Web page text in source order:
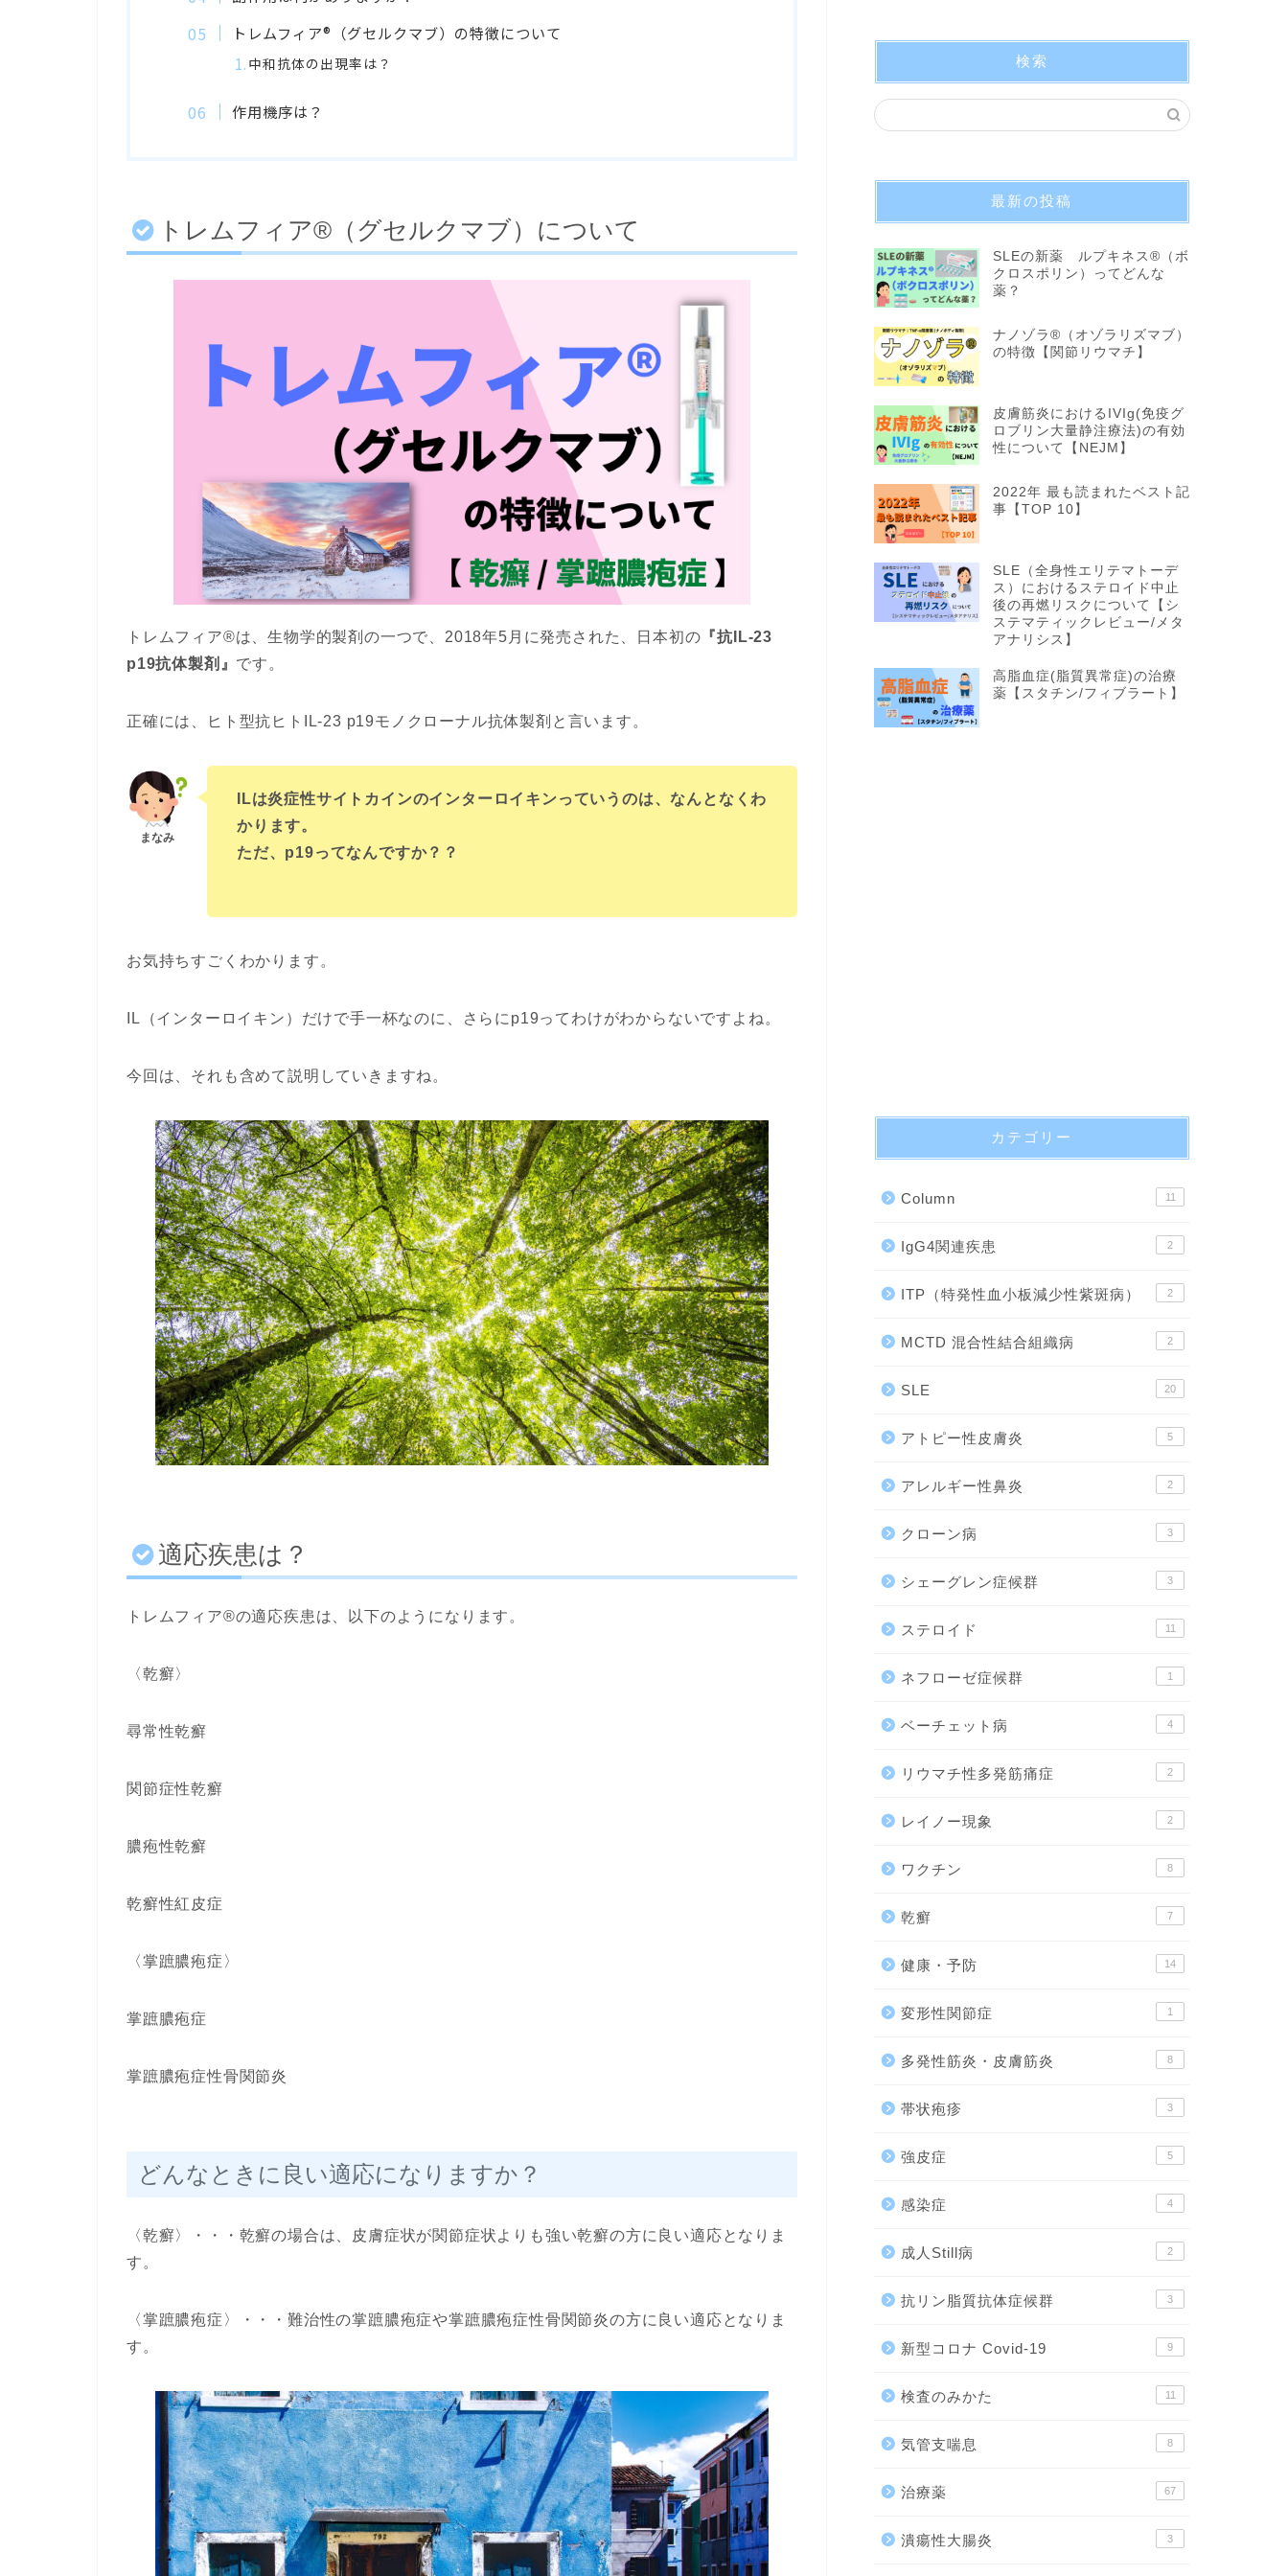
トレムフィア®︎（グセルクマブ）の特徴について
中和抗体の出現率は？
作用機序は？
トレムフィア®︎（グセルクマブ）について
トレムフィア®︎は、生物学的製剤の一つで、2018年5月に発売された、日本初の 『抗IL-23
p19抗体製剤』 です。
正確には、ヒト型抗ヒトIL-23 p19モノクローナル抗体製剤と言います。
ILは炎症性サイトカインのインターロイキンっていうのは、なんとなくわ
かります。
ただ、p19ってなんですか？？
お気持ちすごくわかります。
IL（インターロイキン）だけで手一杯なのに、さらにp19ってわけがわからないですよね。
今回は、それも含めて説明していきますね。
適応疾患は？
トレムフィア®︎の適応疾患は、以下のようになります。
〈乾癬〉
尋常性乾癬
関節症性乾癬
膿疱性乾癬
乾癬性紅皮症
〈掌蹠膿疱症〉
掌蹠膿疱症
掌蹠膿疱症性骨関節炎
どんなときに良い適応になりますか？
〈乾癬〉・・・乾癬の場合は、皮膚症状が関節症状よりも強い乾癬の方に良い適応となりま
す。
〈掌蹠膿疱症〉・・・難治性の掌蹠膿疱症や掌蹠膿疱症性骨関節炎の方に良い適応となりま
す。
検索
最新の投稿
SLEの新薬 ルプキネス®︎（ボ
クロスポリン）ってどんな
薬？
ナノゾラ®︎（オゾラリズマブ）
の特徴【関節リウマチ】
皮膚筋炎におけるIVIg(免疫グ
ロブリン大量静注療法)の有効
性について【NEJM】
2022年 最も読まれたベスト記
事【TOP 10】
SLE（全身性エリテマトーデ
ス）におけるステロイド中止
後の再燃リスクについて【シ
ステマティックレビュー/メタ
アナリシス】
高脂血症(脂質異常症)の治療
薬【スタチン/フィブラート】
カテゴリー
Column 11
IgG4関連疾患 2
ITP（特発性血小板減少性紫斑病） 2
MCTD 混合性結合組織病 2
SLE 20
アトピー性皮膚炎 5
アレルギー性鼻炎 2
クローン病 3
シェーグレン症候群 3
ステロイド 11
ネフローゼ症候群 1
ベーチェット病 4
リウマチ性多発筋痛症 2
レイノー現象 2
ワクチン 8
乾癬 7
健康・予防 14
変形性関節症 1
多発性筋炎・皮膚筋炎 8
帯状疱疹 3
強皮症 5
感染症 4
成人Still病 2
抗リン脂質抗体症候群 3
新型コロナ Covid-19 9
検査のみかた 11
気管支喘息 8
治療薬 67
潰瘍性大腸炎 3